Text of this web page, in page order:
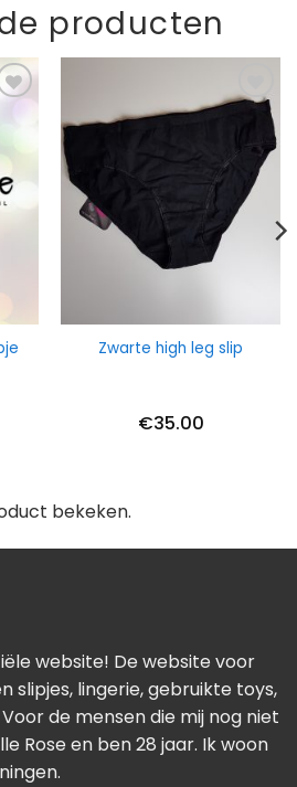
producten
Zwarte high leg slip
€35.00
bekeken.
website! De website voor
slipjes, lingerie, gebruikte toys,
de mensen die mij nog niet
Rose en ben 28 jaar. Ik woon